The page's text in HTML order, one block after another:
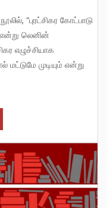
என்று லெனின்
எழுச்சியாக
முடியும் என்று